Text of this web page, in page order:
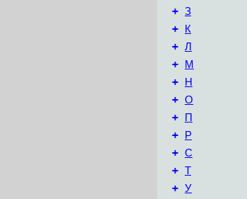
+ З
+ К
+ Л
+ М
+ Н
+ О
+ П
+ Р
+ С
+ Т
+ У